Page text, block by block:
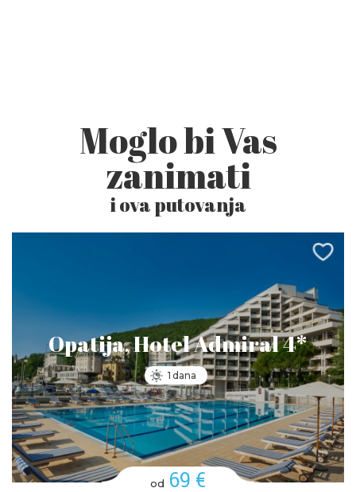
Moglo bi Vas
zanimati
i ova putovanja
Opatija, Hotel Admiral 4*
1 dana
od 69 €